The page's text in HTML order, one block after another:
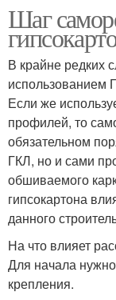
Шаг
В крайне редких
использованием
Если же
профилей, то
обязательном
ГКЛ, но и сами
обшиваемого
гипсокартона
данного
На что влияет
Для начала
крепления.